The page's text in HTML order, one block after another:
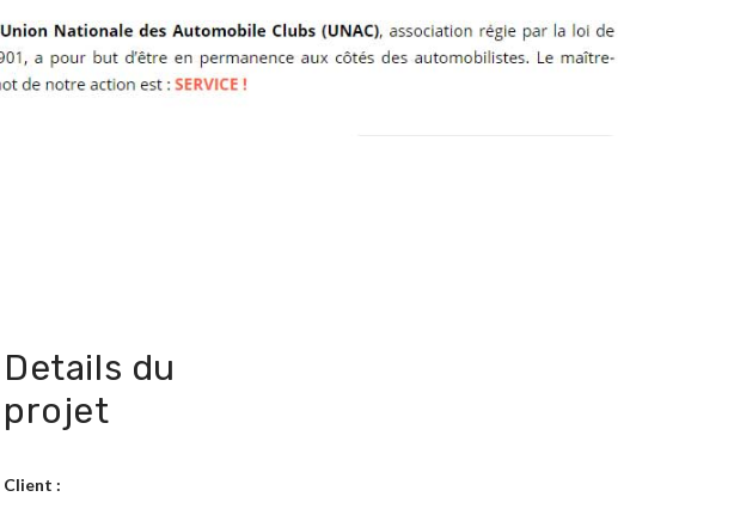
Details du
projet
Client :